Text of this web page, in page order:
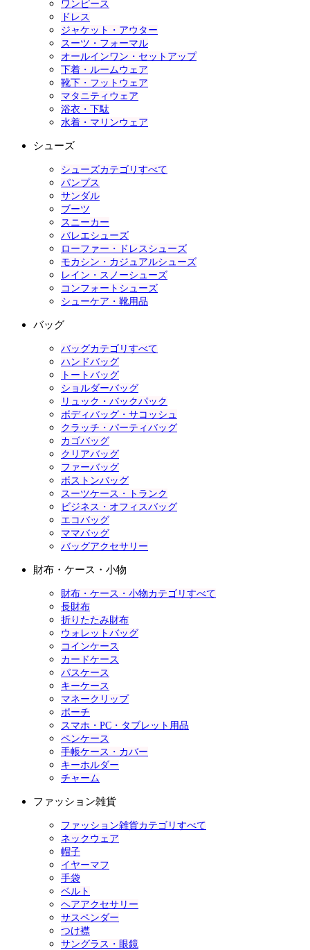
ワンピース
ドレス
ジャケット・アウター
スーツ・フォーマル
オールインワン・セットアップ
下着・ルームウェア
靴下・フットウェア
マタニティウェア
浴衣・下駄
水着・マリンウェア
シューズ
シューズカテゴリすべて
パンプス
サンダル
ブーツ
スニーカー
バレエシューズ
ローファー・ドレスシューズ
モカシン・カジュアルシューズ
レイン・スノーシューズ
コンフォートシューズ
シューケア・靴用品
バッグ
バッグカテゴリすべて
ハンドバッグ
トートバッグ
ショルダーバッグ
リュック・バックパック
ボディバッグ・サコッシュ
クラッチ・パーティバッグ
カゴバッグ
クリアバッグ
ファーバッグ
ボストンバッグ
スーツケース・トランク
ビジネス・オフィスバッグ
エコバッグ
ママバッグ
バッグアクセサリー
財布・ケース・小物
財布・ケース・小物カテゴリすべて
長財布
折りたたみ財布
ウォレットバッグ
コインケース
カードケース
パスケース
キーケース
マネークリップ
ポーチ
スマホ・PC・タブレット用品
ペンケース
手帳ケース・カバー
キーホルダー
チャーム
ファッション雑貨
ファッション雑貨カテゴリすべて
ネックウェア
帽子
イヤーマフ
手袋
ベルト
ヘアアクセサリー
サスペンダー
つけ襟
サングラス・眼鏡